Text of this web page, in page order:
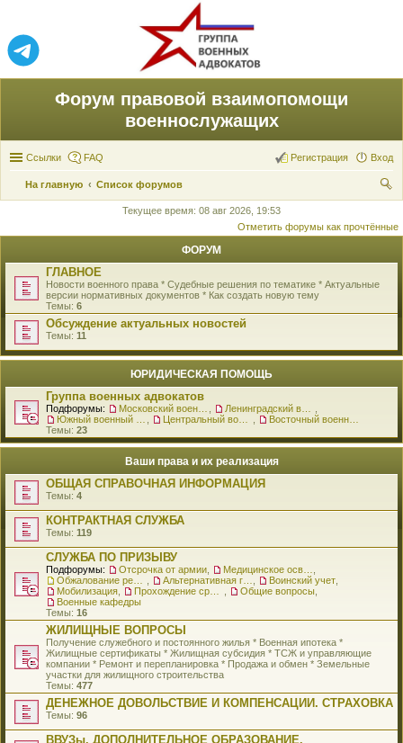
Форум правовой взаимопомощи
военнослужащих
Ссылки FAQ Вход
Регистрация
На главную
Список форумов
ск
Текущее время: 08 авг 2026, 19:53
Отметить форумы как прочтённые
ФОРУМ
ГЛАВНОЕ
Новости военного права * Судебные решения по тематике * Актуальные
версии нормативных документов * Как создать новую тему
Темы: 6
Обсуждение актуальных новостей
Темы: 11
ЮРИДИЧЕСКАЯ ПОМОЩЬ
Группа военных адвокатов
Подфорумы:
Темы: 23
Ваши права и их реализация
ОБЩАЯ СПРАВОЧНАЯ ИНФОРМАЦИЯ
Темы: 4
КОНТРАКТНАЯ СЛУЖБА
Темы: 119
СЛУЖБА ПО ПРИЗЫВУ
Подфорумы: Отсрочка от армии
Воинский учет
Мобилизация
Общие вопросы
Военные кафедры
Темы: 16
ЖИЛИЩНЫЕ ВОПРОСЫ
Получение служебного и постоянного жилья * Военная ипотека *
Жилищные сертификаты * Жилищная субсидия * ТСЖ и управляющие
компании * Ремонт и перепланировка * Продажа и обмен * Земельные
участки для жилищного строительства
Темы: 477
ДЕНЕЖНОЕ ДОВОЛЬСТВИЕ И КОМПЕНСАЦИИ. СТРАХОВКА
Темы: 96
ВВУЗы. ДОПОЛНИТЕЛЬНОЕ ОБРАЗОВАНИЕ.